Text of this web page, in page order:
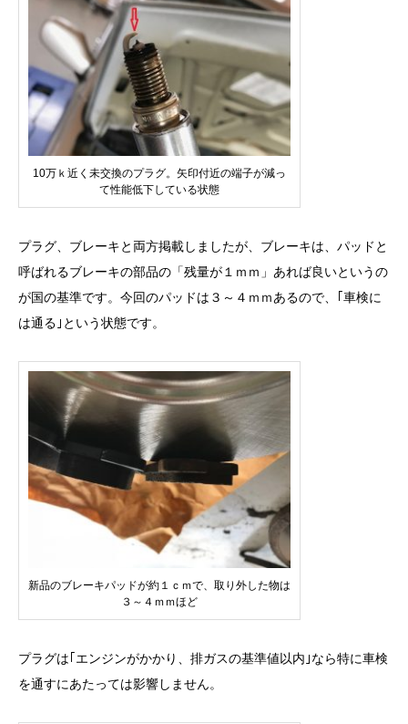
10万ｋ近く未交換のプラグ。矢印付近の端子が減っ
て性能低下している状態
プラグ、ブレーキと両方掲載しましたが、ブレーキは、パッドと
呼ばれるブレーキの部品の「残量が１ｍｍ」あれば良いというの
が国の基準です。今回のパッドは３～４ｍｍあるので、｢車検に
は通る｣という状態です。
新品のブレーキパッドが約１ｃｍで、取り外した物は
３～４ｍｍほど
プラグは｢エンジンがかかり、排ガスの基準値以内｣なら特に車検
を通すにあたっては影響しません。